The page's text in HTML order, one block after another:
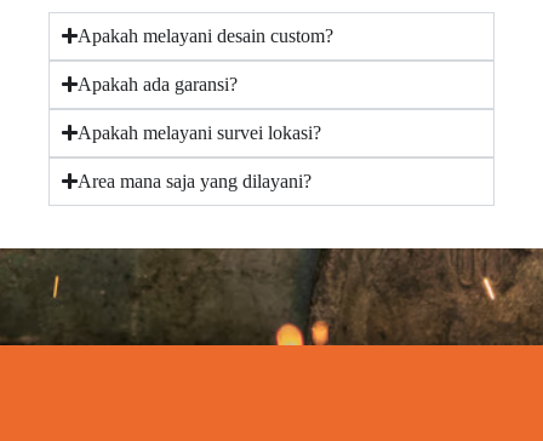
Apakah melayani desain custom?
Apakah ada garansi?
Apakah melayani survei lokasi?
Area mana saja yang dilayani?